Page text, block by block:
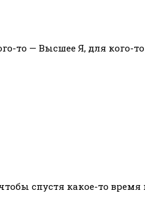
то — Высшее Я, для кого-
спустя какое-то